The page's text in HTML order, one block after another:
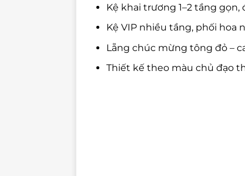
Kệ khai trương 1–2 tầng
Kệ VIP nhiều tầng, phối hoa
Lẵng chúc mừng tông đỏ –
Thiết kế theo màu chủ đạo